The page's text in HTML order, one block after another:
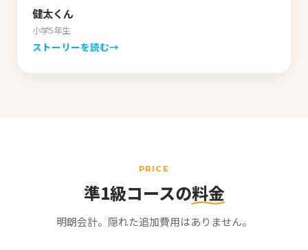
健太くん
小学5年生
ストーリーを読む→
PRICE
準1級コースの料金
明朗会計。隠れた追加費用はありません。